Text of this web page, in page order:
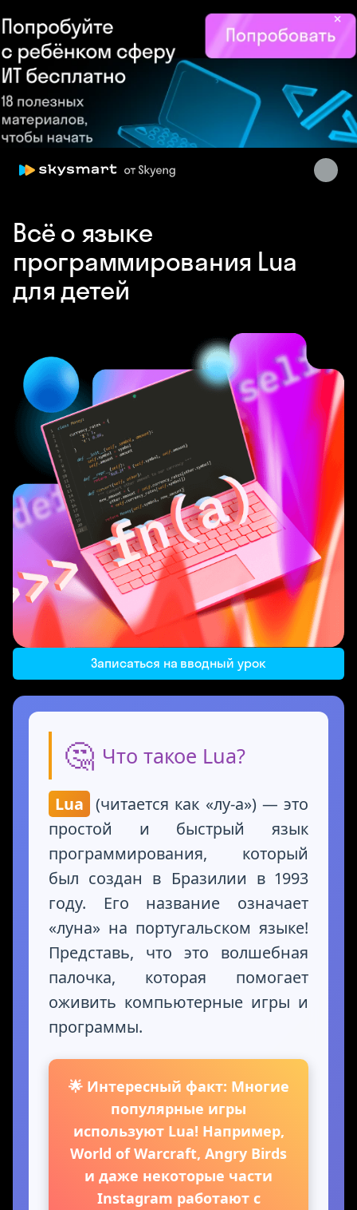
×
Всё о языке
программирования Lua
для детей
Записаться на вводный урок
🤔 Что такое Lua?
Lua (читается как «лу-а») — это
простой и быстрый язык
программирования, который
был создан в Бразилии в 1993
году. Его название означает
«луна» на португальском языке!
Представь, что это волшебная
палочка, которая помогает
оживить компьютерные игры и
программы.
🌟 Интересный факт: Многие
популярные игры
используют Lua! Например,
World of Warcraft, Angry Birds
и даже некоторые части
Instagram работают с
Skysmart Chat
online